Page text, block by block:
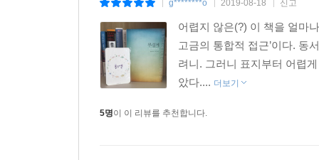
g********o 2019-08-18 신고
어렵지 않은(?) 이 책을 얼마
고금의 통합적 접근’이다. 동
려니. 그러니 표지부터 어렵
았다.... 더보기
5명이 이 리뷰를 추천합니다.